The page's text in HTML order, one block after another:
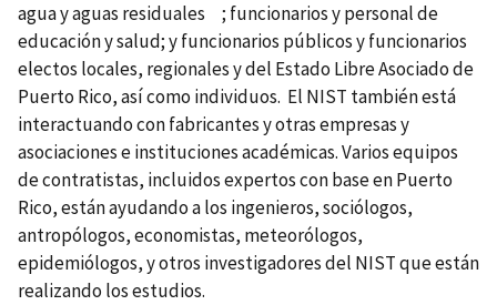
agua y aguas residuales
; funcionarios y personal de
educación y salud; y funcionarios públicos y funcionarios
electos locales, regionales y del Estado Libre Asociado de
Puerto Rico, así como individuos. El NIST también está
interactuando con fabricantes y otras empresas y
asociaciones e instituciones académicas. Variosequipos
decontratistas, incluidos expertos con base en Puerto
Rico,están ayudando a los ingenieros, sociólogos,
antropólogos, economistas, meteorólogos,
epidemiólogos, y otros investigadores del NIST que están
realizando los estudios.